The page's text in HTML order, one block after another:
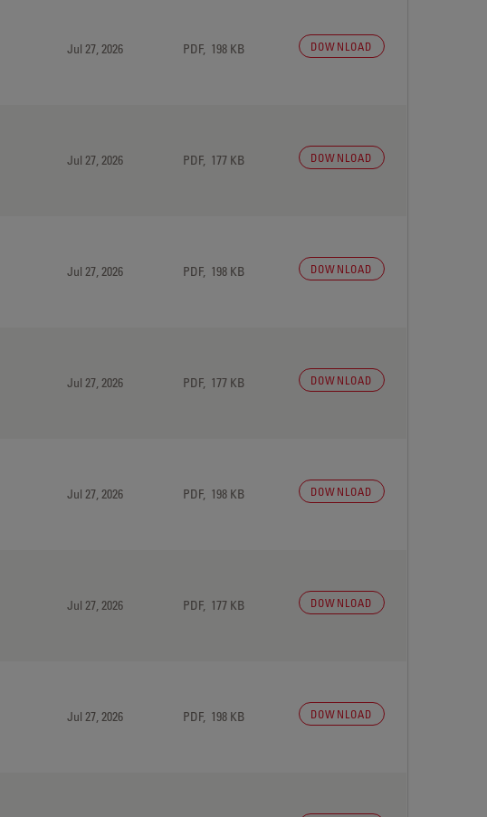
Jul 27, 2026 PDF, 198 KB DOWNLOAD
Jul 27, 2026 PDF, 177 KB DOWNLOAD
Jul 27, 2026 PDF, 198 KB DOWNLOAD
Jul 27, 2026 PDF, 177 KB DOWNLOAD
Jul 27, 2026 PDF, 198 KB DOWNLOAD
Jul 27, 2026 PDF, 177 KB DOWNLOAD
Jul 27, 2026 PDF, 198 KB DOWNLOAD